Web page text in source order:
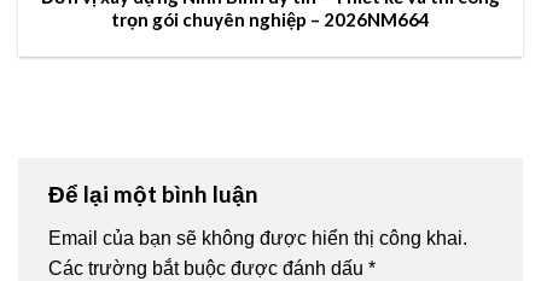
trọn gói chuyên nghiệp – 2026NM664
Để lại một bình luận
Email của bạn sẽ không được hiển thị công khai.
Các trường bắt buộc được đánh dấu *